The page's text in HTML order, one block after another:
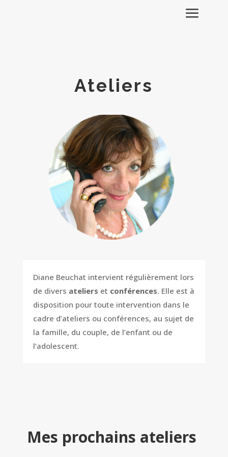
Ateliers
Diane Beuchat intervient régulièrement lors
de divers ateliers et conférences. Elle est à
disposition pour toute intervention dans le
cadre d’ateliers ou conférences, au sujet de
la famille, du couple, de l’enfant ou de
l’adolescent.
Mes prochains ateliers